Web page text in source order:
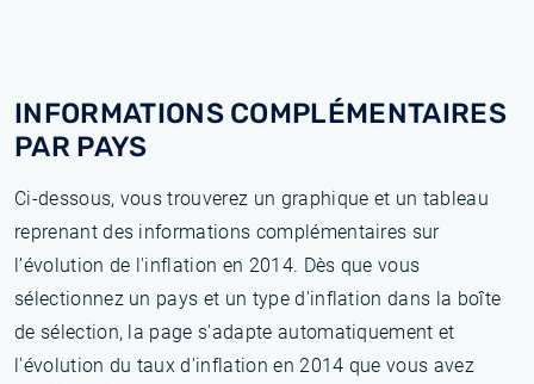
INFORMATIONS COMPLÉMENTAIRES
PAR PAYS
Ci-dessous, vous trouverez un graphique et un tableau
reprenant des informations complémentaires sur
l’évolution de l'inflation en 2014. Dès que vous
sélectionnez un pays et un type d'inflation dans la boîte
de sélection, la page s'adapte automatiquement et
l'évolution du taux d'inflation en 2014 que vous avez